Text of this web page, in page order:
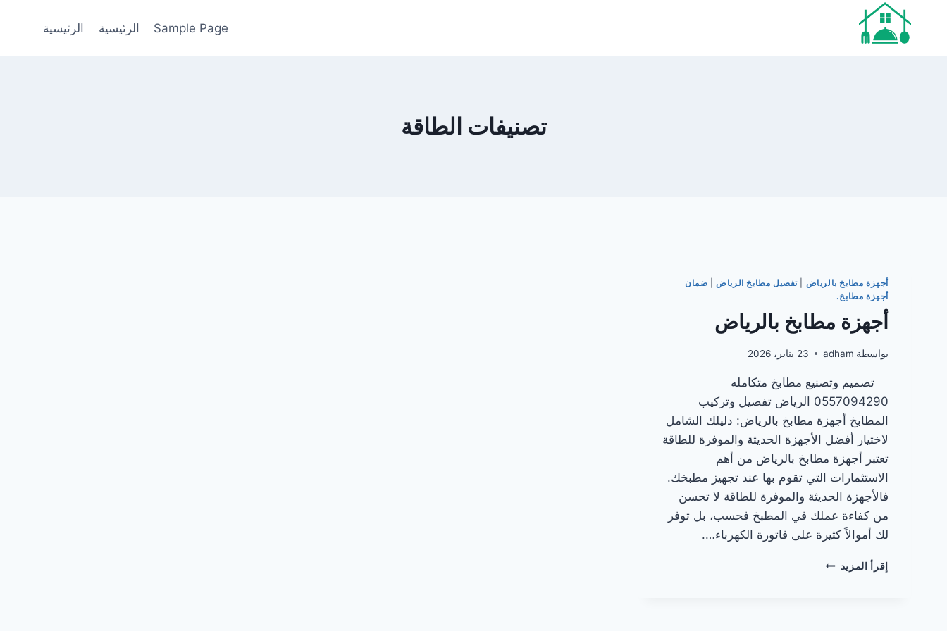
المحتوى
Sample Page الرئيسية الرئيسية
تصنيفات الطاقة
أجهزة مطابخ بالرياض |تفصيل مطابخ الرياض| ضمان
أجهزة مطابخ.
أجهزة مطابخ بالرياض
بواسطة adham 23 يناير، 2026
تصميم وتصنيع مطابخ متكامله
0557094290 الرياض تفصيل وتركيب
المطابخ أجهزة مطابخ بالرياض: دليلك الشامل
لاختيار أفضل الأجهزة الحديثة والموفرة للطاقة
تعتبر أجهزة مطابخ بالرياض من أهم
الاستثمارات التي تقوم بها عند تجهيز مطبخك.
فالأجهزة الحديثة والموفرة للطاقة لا تحسن
من كفاءة عملك في المطبخ فحسب، بل توفر
لك أموالاً كثيرة على فاتورة الكهرباء….
إقرأ المزيد أجهزة